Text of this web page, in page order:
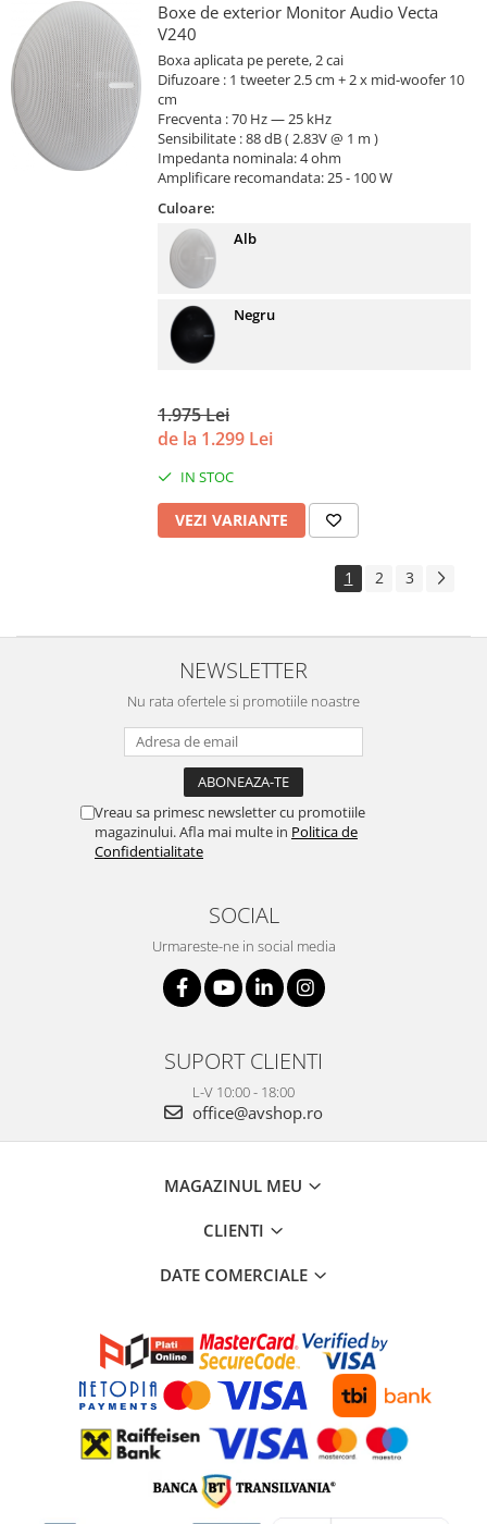
Boxe de exterior Monitor Audio Vecta
V240
Boxa aplicata pe perete, 2 cai
Difuzoare : 1 tweeter 2.5 cm + 2 x mid-woofer 10
cm
Frecventa : 70 Hz — 25 kHz
Sensibilitate : 88 dB ( 2.83V @ 1 m )
Impedanta nominala: 4 ohm
Amplificare recomandata: 25 - 100 W
Culoare:
Alb
Negru
1.975 Lei
de la 1.299 Lei
IN STOC
VEZI VARIANTE
1 2 3
NEWSLETTER
Nu rata ofertele si promotiile noastre
Vreau sa primesc newsletter cu promotiile
magazinului. Afla mai multe in Politica de
Confidentialitate
SOCIAL
Urmareste-ne in social media
SUPORT CLIENTI
L-V 10:00 - 18:00
office@avshop.ro
MAGAZINUL MEU
CLIENTI
DATE COMERCIALE